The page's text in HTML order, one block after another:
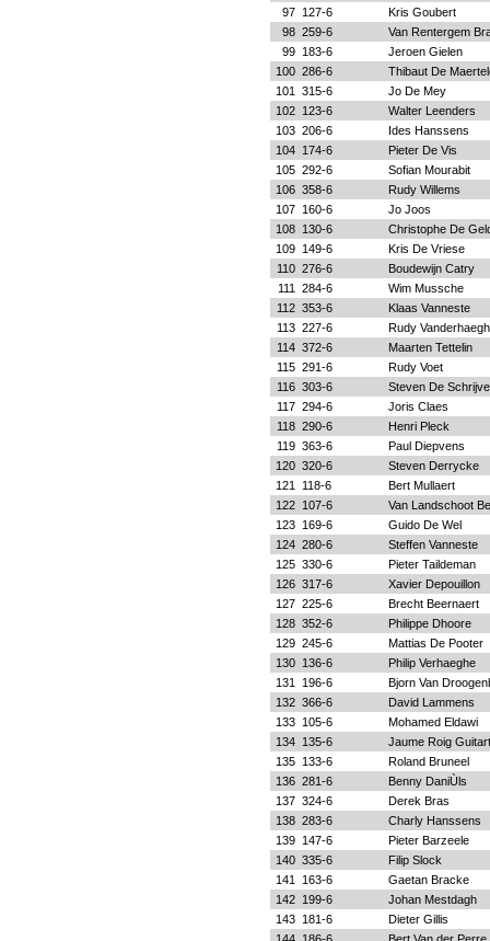
97 127-6
Kris Goubert
98 259-6
Van Rentergem
99 183-6
Jeroen Gielen
100 286-6
Thibaut De
101
315-6
Jo De Mey
102 123-6
Walter Leenders
103 206-6
Ides Hanssens
104 174-6
Pieter De Vis
105 292-6
Sofian Mourabit
106 358-6
Rudy Willems
107 160-6
Jo Joos
108 130-6
Christophe De
109 149-6
Kris De Vriese
110 276-6
Boudewijn Catry
111
284-6
Wim Mussche
112 353-6
Klaas Vanneste
113 227-6
Rudy
114 372-6
Maarten Tettelin
115 291-6
Rudy Voet
116 303-6
Steven De
117 294-6
Joris Claes
118 290-6
Henri Pleck
119 363-6
Paul Diepvens
120 320-6
Steven Derrycke
121
118-6
Bert Mullaert
122 107-6
Van Landschoot
123 169-6
Guido De Wel
124 280-6
Steffen Vanneste
125 330-6
Pieter Taildeman
126 317-6
Xavier Depouillon
127 225-6
Brecht Beernaert
128 352-6
Philippe Dhoore
129 245-6
Mattias De Pooter
130 136-6
Philip Verhaeghe
131
196-6
Bjorn Van
132 366-6
David Lammens
133 105-6
Mohamed Eldawi
134 135-6
Jaume Roig Guitart
135 133-6
Roland Bruneel
136 281-6
Benny DaniÙls
137 324-6
Derek Bras
138 283-6
Charly Hanssens
139 147-6
Pieter Barzeele
140 335-6
Filip Slock
141
163-6
Gaetan Bracke
142 199-6
Johan Mestdagh
143 181-6
Dieter Gillis